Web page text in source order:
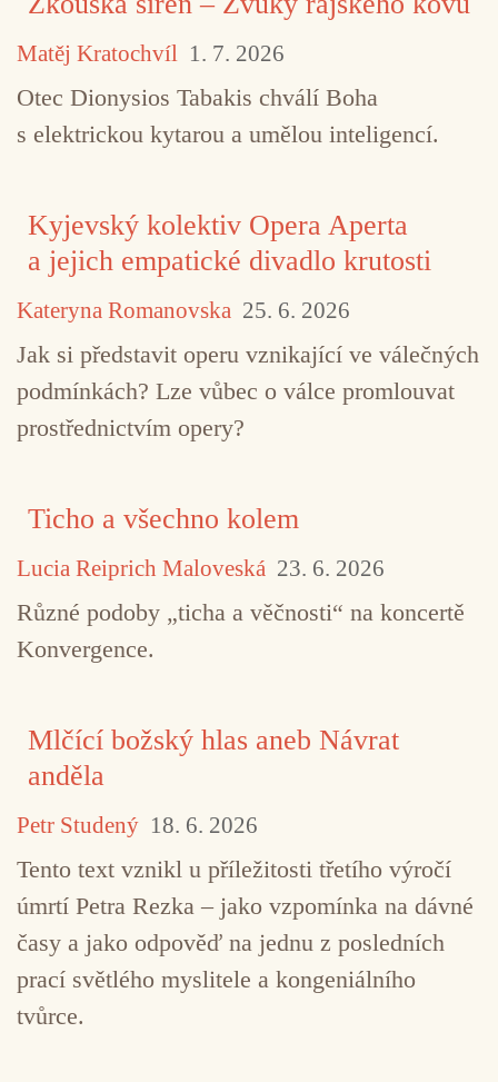
Matěj Kratochvíl 1. 7. 2026
Otec Dionysios Tabakis chválí Boha
s elektrickou kytarou a umělou inteligencí.
Kyjevský kolektiv Opera Aperta
a jejich empatické divadlo krutosti
Kateryna Romanovska 25. 6. 2026
Jak si představit operu vznikající ve válečných
podmínkách? Lze vůbec o válce promlouvat
prostřednictvím opery?
Ticho a všechno kolem
Lucia Reiprich Maloveská 23. 6. 2026
Různé podoby „ticha a věčnosti“ na koncertě
Konvergence.
Mlčící božský hlas aneb Návrat
anděla
Petr Studený 18. 6. 2026
Tento text vznikl u příležitosti třetího výročí
úmrtí Petra Rezka – jako vzpomínka na dávné
časy a jako odpověď na jednu z posledních
prací světlého myslitele a kongeniálního
tvůrce.